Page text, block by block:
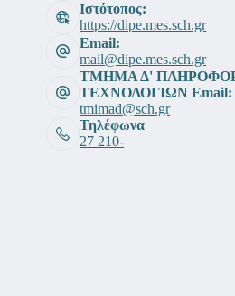
Ιστότοπος:
https://dipe.mes.sch.gr
Email:
mail@dipe.mes.sch.gr
ΤΜΗΜΑ Δ'
ΤΕΧΝΟΛΟΓΙΩΝ Email:
tmimad@sch.gr
Τηλέφωνα
27 210-